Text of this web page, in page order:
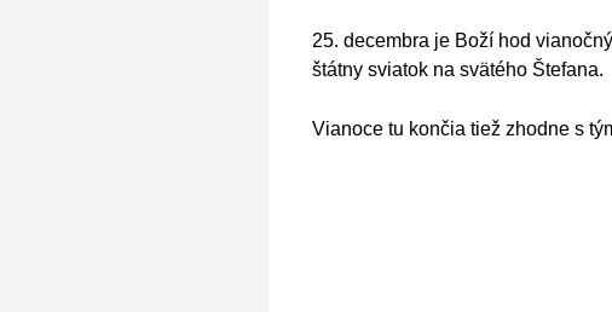
25. decembra je Boží hod
štátny sviatok na svätého Štefana.
Vianoce tu končia tiež zhodne s